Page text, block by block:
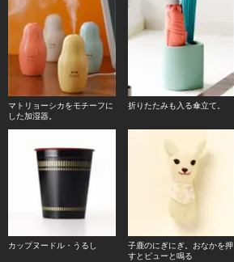
マトリョーシカをモチーフに
した加湿器。
折りたたみも入る傘立て。
カップヌードル・うるし
子鹿のにぎにぎ。おなかを押
すとピューと鳴る